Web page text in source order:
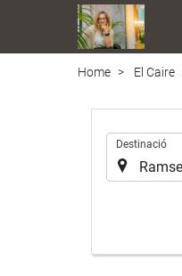
Home El Caire
Destinació